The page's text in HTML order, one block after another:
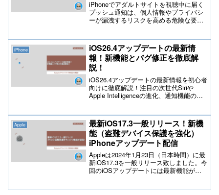
iPhoneでアダルトサイトを視聴中に届く
プッシュ通知は、個人情報やプライバシ
ーが漏洩するリスクを高める危険な要素
欺の手口、そして確実な対策方法まで、
テックスタイルchが解説します。プライ
バシー保護を徹底したい方は必見です。
iPhone
iOS26.4アップデートの最新情
報！新機能とバグ修正を徹底解
説！
iOS26.4アップデートの最新情報を初心者
向けに徹底解説！注目の次世代Siriや
Apple Intelligenceの進化、通知機能の改
Amazonで人気のおすすめApple製品ラン
キング上位アイテムも必見です。
Apple
最新iOS17.3一般リリース！新機
能（盗難デバイス保護を強化）
iPhoneアップデート配信
Appleは2024年1月23日（日本時間）に最
新iOS17.3を一般リリース致しました。今
回のiOSアップデートには最新機能が含